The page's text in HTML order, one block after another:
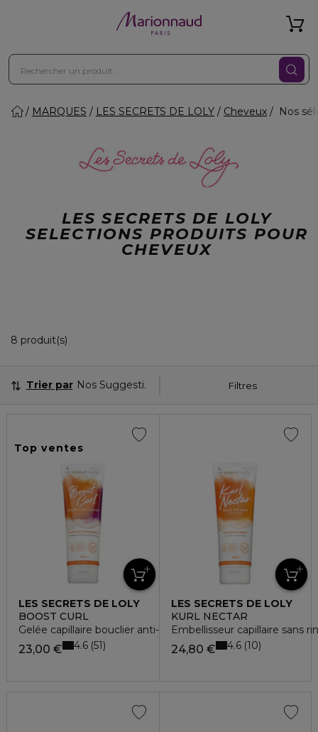
MARQUES LES SECRETS DE LOLY Cheveux Nos
LES SECRETS DE LOLY
SELECTIONS PRODUITS POUR
CHEVEUX
8 produit(s)
Filtres
Trier par Nos Suggestions
Top ventes
LES SECRETS DE LOLY
BOOST CURL
Gelée capillaire bouclier anti-déshydratation
23,00 € 4.6 51
LES SECRETS DE LOLY
KURL NECTAR
Embellisseur capillaire sans
24,80 € 4.6 10